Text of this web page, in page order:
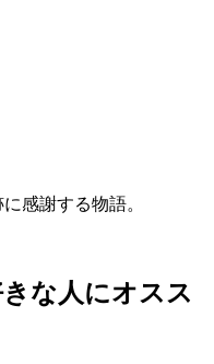
感謝する物語。
な人にオスス